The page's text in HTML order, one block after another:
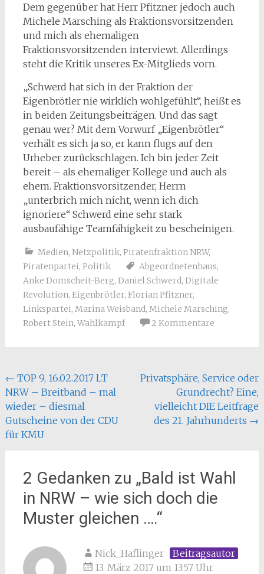
Dem gegenüber hat Herr Pfitzner jedoch auch
Michele Marsching als Fraktionsvorsitzenden
und mich als ehemaligen
Fraktionsvorsitzenden interviewt. Allerdings
steht die Kritik unseres Ex-Mitglieds vorn.
„Schwerd hat sich in der Fraktion der
Eigenbrötler nie wirklich wohlgefühlt“, heißt es
in beiden Zeitungsbeiträgen. Und das sagt
genau wer? Mit dem Vorwurf „Eigenbrötler“
verhält es sich ja so, er kann flugs auf den
Urheber zurückschlagen. Ich bin jeder Zeit
bereit – als ehemaliger Kollege und auch als
ehem. Fraktionsvorsitzender, Herrn
„unterbrich mich nicht, wenn ich dich
ignoriere“ Schwerd eine sehr stark
ausbaufähige Teamfähigkeit zu bescheinigen.
Medien, Netzpolitik, Piratenfraktion NRW,
Piratenpartei, Politik Abgeordnetenhaus,
Anke Domscheit-Berg, Daniel Schwerd, Digitale
Revolution, Eigenbrötler, Florian Pfitzner,
Linkspartei, Marina Weisband, Michele Marsching,
Robert Stein, Wahlkampf 2 Kommentare
Beitragsnavigation
← TOP 9, 16.02.2017 LT
NRW – Breitband – mal
wieder – diesmal
Gutscheine von der CDU
für KMU
Privatsphäre, Service oder
Grundrecht? Eine,
vielleicht DIE Leitfrage
des 21. Jahrhunderts →
2 Gedanken zu „Bald ist Wahl
in NRW – wie sich doch die
Muster gleichen ….“
Nick_Haflinger
Beitragsautor
13. März 2017 um 13:57 Uhr